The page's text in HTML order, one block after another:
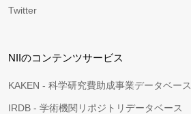
Twitter
NIIのコンテンツサービス
KAKEN - 科学研究費助成事業データベース
IRDB - 学術機関リポジトリデータベース